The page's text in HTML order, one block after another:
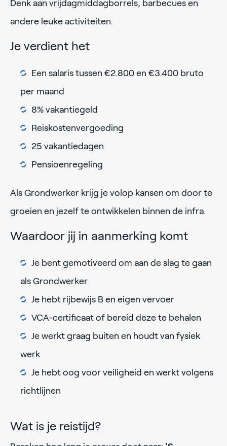
Denk aan vrijdagmiddagborrels, barbecues en
andere leuke activiteiten.
Je verdient het
Een salaris tussen €2.800 en €3.400 bruto
per maand
8% vakantiegeld
Reiskostenvergoeding
25 vakantiedagen
Pensioenregeling
Als Grondwerker krijg je volop kansen om door te
groeien en jezelf te ontwikkelen binnen de infra.
Waardoor jij in aanmerking komt
Je bent gemotiveerd om aan de slag te gaan
als Grondwerker
Je hebt rijbewijs B en eigen vervoer
VCA-certificaat of bereid deze te behalen
Je werkt graag buiten en houdt van fysiek
werk
Je hebt oog voor veiligheid en werkt volgens
richtlijnen
Wat is je reistijd?